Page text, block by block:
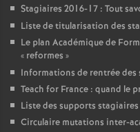
Stagiaires 2016-17 : Tout
Liste de titularisation des
Le plan Académique de
« reformes »
Informations de rentrée des
Teach for France : quand le
Liste des supports
Circulaire mutations inter-